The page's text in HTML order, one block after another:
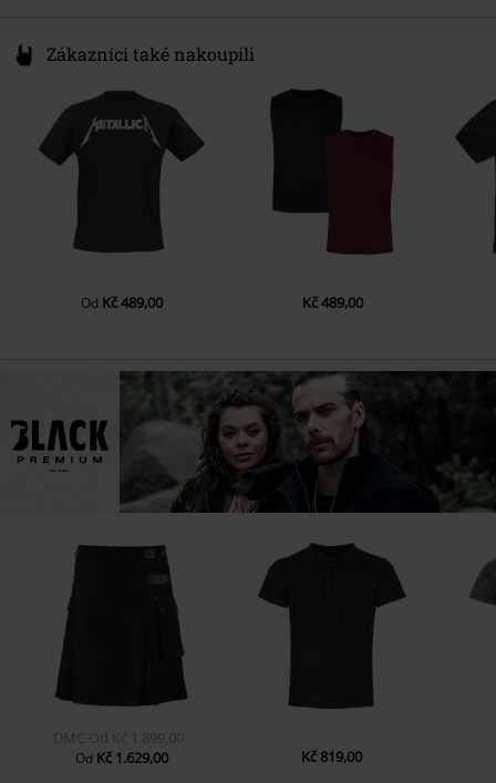
Zákazníci také nakoupili
Od Kč 489,00 Kč 489,00
DMC Od Kč 1.899,00
Od Kč 1.629,00 Kč 819,00